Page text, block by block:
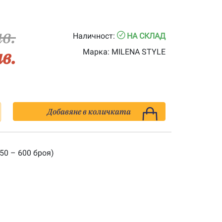
Наличност:
НА СКЛАД
Марка: MILENA STYLE
Добавяне в количката
– 600 броя)